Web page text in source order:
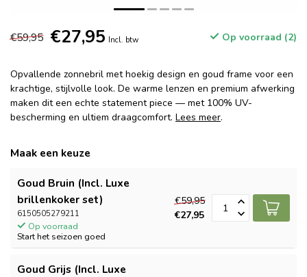
€59,95 €27,95 Incl. btw Op voorraad (2)
Opvallende zonnebril met hoekig design en goud frame voor een
krachtige, stijlvolle look. De warme lenzen en premium afwerking
maken dit een echte statement piece — met 100% UV-
bescherming en ultiem draagcomfort. Lees meer.
Maak een keuze
Goud Bruin (Incl. Luxe
brillenkoker set)
6150505279211
Op voorraad
Start het seizoen goed
€59,95
€27,95
Goud Grijs (Incl. Luxe